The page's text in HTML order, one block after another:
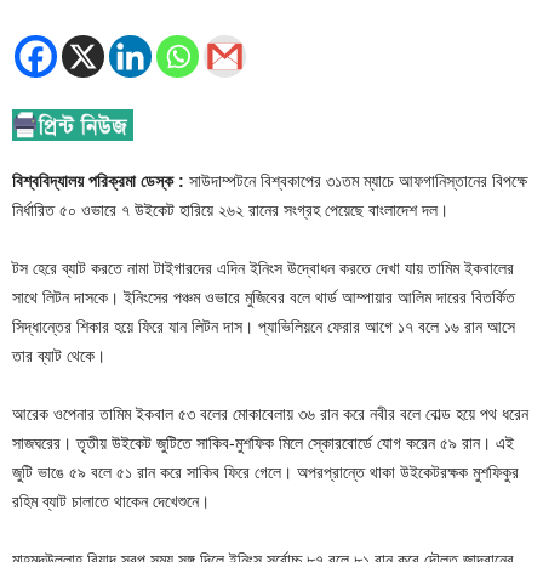
বিশ্ববিদ্যালয় পরিক্রমা ডেস্ক : সাউদাম্পটনে বিশ্বকাপের ৩১তম ম্যাচে আফগানিস্তানের বিপক্ষে
নির্ধারিত ৫০ ওভারে ৭ উইকেট হারিয়ে ২৬২ রানের সংগ্রহ পেয়েছে বাংলাদেশ দল।
টস হেরে ব্যাট করতে নামা টাইগারদের এদিন ইনিংস উদ্বোধন করতে দেখা যায় তামিম ইকবালের
সাথে লিটন দাসকে। ইনিংসের পঞ্চম ওভারে মুজিবের বলে থার্ড আম্পায়ার আলিম দারের বিতর্কিত
সিদ্ধান্তের শিকার হয়ে ফিরে যান লিটন দাস। প্যাভিলিয়নে ফেরার আগে ১৭ বলে ১৬ রান আসে
তার ব্যাট থেকে।
আরেক ওপেনার তামিম ইকবাল ৫৩ বলের মোকাবেলায় ৩৬ রান করে নবীর বলে বোল্ড হয়ে পথ ধরেন
সাজঘরের। তৃতীয় উইকেট জুটিতে সাকিব-মুশফিক মিলে স্কোরবোর্ডে যোগ করেন ৫৯ রান। এই
জুটি ভাঙে ৫৯ বলে ৫১ রান করে সাকিব ফিরে গেলে। অপরপ্রান্তে থাকা উইকেটরক্ষক মুশফিকুর
রহিম ব্যাট চালাতে থাকেন দেখেশুনে।